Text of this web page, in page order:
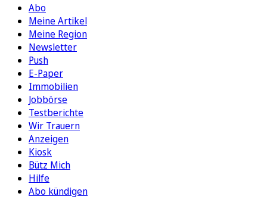
Abo
Meine Artikel
Meine Region
Newsletter
Push
E-Paper
Immobilien
Jobbörse
Testberichte
Wir Trauern
Anzeigen
Kiosk
Bütz Mich
Hilfe
Abo kündigen